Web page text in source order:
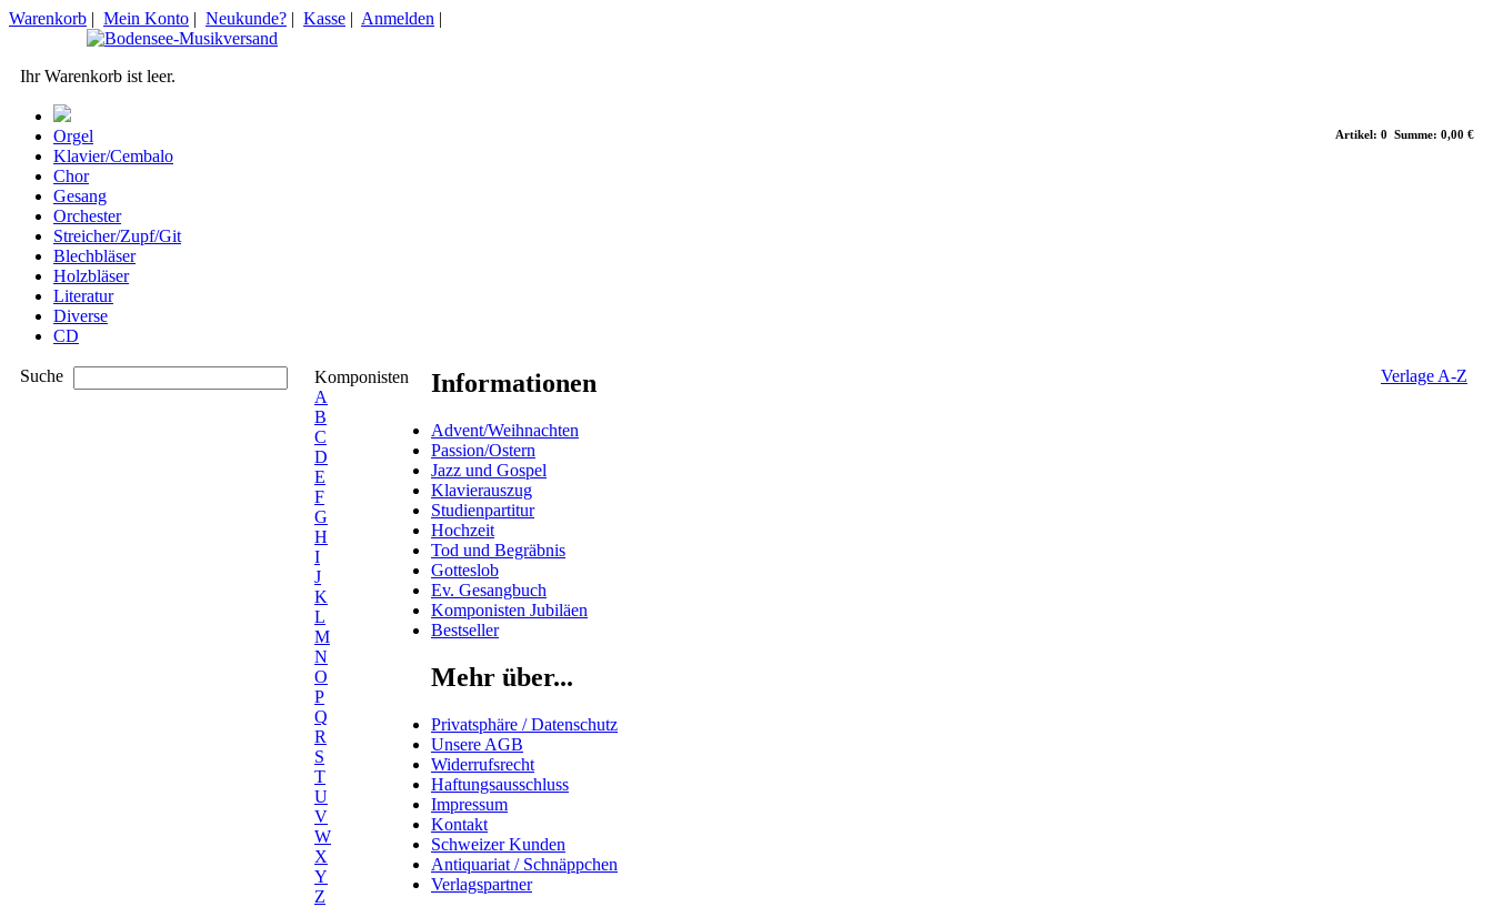
Artikel: 0 Summe: 0,00 €
Warenkorb | Mein Konto | Neukunde? | Kasse | Anmelden |
Ihr Warenkorb ist leer.
Orgel
Klavier/Cembalo
Chor
Gesang
Orchester
Streicher/Zupf/Git
Blechbläser
Holzbläser
Literatur
Diverse
CD
Suche
Komponisten
A
B
C
D
E
F
G
H
I
J
K
L
M
N
O
P
Q
R
S
T
U
V
W
X
Y
Z
Verlage A-Z
Informationen
Advent/Weihnachten
Passion/Ostern
Jazz und Gospel
Klavierauszug
Studienpartitur
Hochzeit
Tod und Begräbnis
Gotteslob
Ev. Gesangbuch
Komponisten Jubiläen
Bestseller
Mehr über...
Privatsphäre / Datenschutz
Unsere AGB
Widerrufsrecht
Haftungsausschluss
Impressum
Kontakt
Schweizer Kunden
Antiquariat / Schnäppchen
Verlagspartner